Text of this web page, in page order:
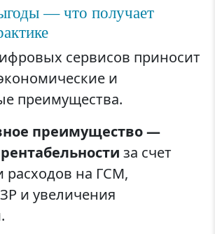
— что получает
сервисов приносит
и
преимущества.
преимущество —
за счет
расходов на ГСМ,
и увеличения